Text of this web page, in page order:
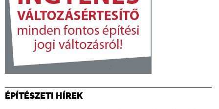
ÉPÍTÉSZETI HÍREK